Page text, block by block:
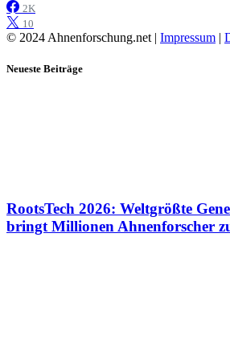
2K
10
© 2024 Ahnenforschung.net | Impressum |
Neueste Beiträge
RootsTech 2026: Weltgrößte
bringt Millionen Ahnenforscher